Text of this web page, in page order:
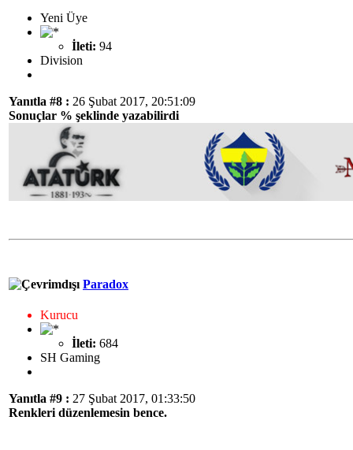
Yeni Üye
İleti: 94
Division
Yanıtla #8 : 26 Şubat 2017, 20:51:09
Sonuçlar % şeklinde yazabilirdi
Paradox
Kurucu
İleti: 684
SH Gaming
Yanıtla #9 : 27 Şubat 2017, 01:33:50
Renkleri düzenlemesin bence.